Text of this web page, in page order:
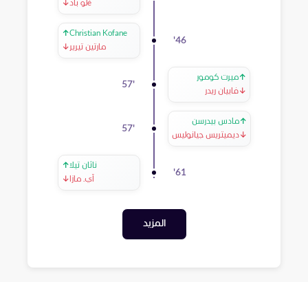
↓
لو بادé
46
'
↑Christian Kofane
↓مارتين تيرير
↑ميرت كومور
↓فابيان ريدر
57'
↑مادس بيدرسن
↓ديميتريس جيانوليس
57'
61
'
↑ناثان تيلا
↓ آي. مازا
المزيد